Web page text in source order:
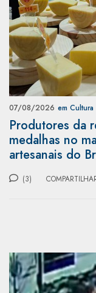
07/08/2026 em Cultura
Produtores da
medalhas no
artesanais do
(3)